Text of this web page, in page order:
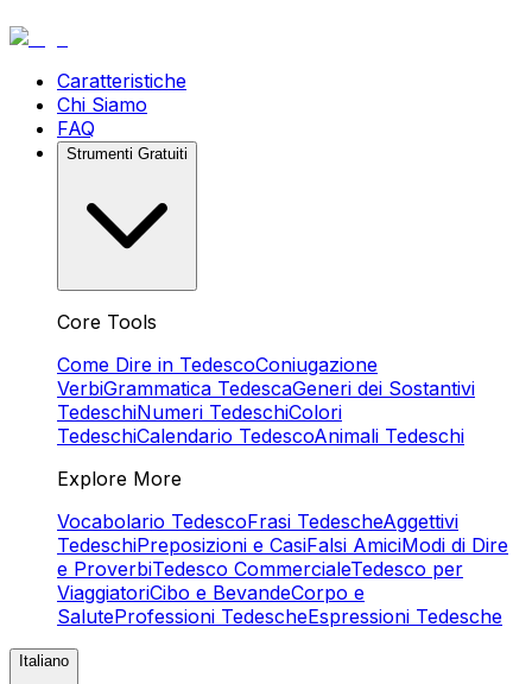
Caratteristiche
Chi Siamo
FAQ
Strumenti Gratuiti
Core Tools
Come Dire in TedescoConiugazione
VerbiGrammatica TedescaGeneri dei Sostantivi
TedeschiNumeri TedeschiColori
TedeschiCalendario TedescoAnimali Tedeschi
Explore More
Vocabolario TedescoFrasi TedescheAggettivi
TedeschiPreposizioni e CasiFalsi AmiciModi di Dire
e ProverbiTedesco CommercialeTedesco per
ViaggiatoriCibo e BevandeCorpo e
SaluteProfessioni TedescheEspressioni Tedesche
Italiano